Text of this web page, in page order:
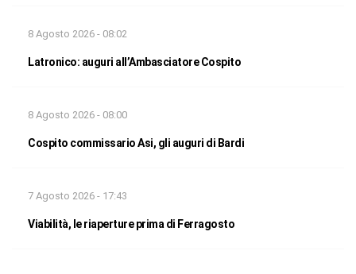
8 Agosto 2026 - 08:02
Latronico: auguri all’Ambasciatore Cospito
8 Agosto 2026 - 08:00
Cospito commissario Asi, gli auguri di Bardi
7 Agosto 2026 - 17:43
Viabilità, le riaperture prima di Ferragosto